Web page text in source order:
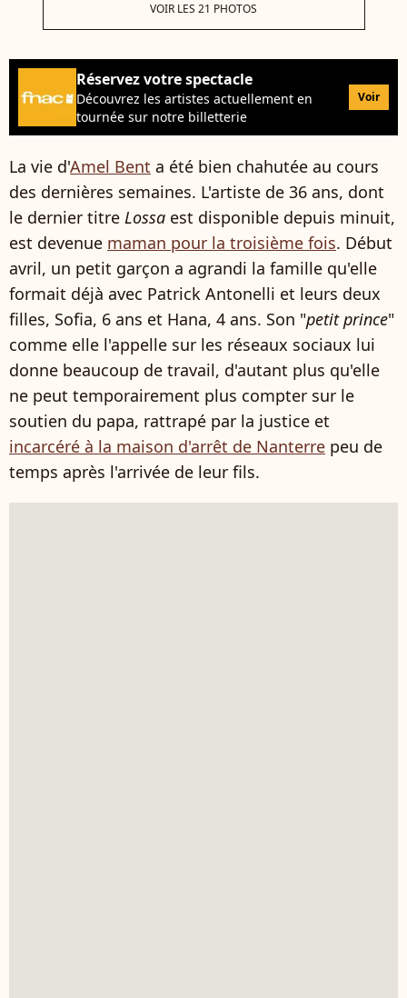
VOIR LES 21 PHOTOS
Réservez votre spectacle
Découvrez les artistes actuellement en
tournée sur notre billetterie
Voir
La vie d'Amel Bent a été bien chahutée au cours
des dernières semaines. L'artiste de 36 ans, dont
le dernier titre Lossa est disponible depuis minuit,
est devenue maman pour la troisième fois. Début
avril, un petit garçon a agrandi la famille qu'elle
formait déjà avec Patrick Antonelli et leurs deux
filles, Sofia, 6 ans et Hana, 4 ans. Son "petit prince"
comme elle l'appelle sur les réseaux sociaux lui
donne beaucoup de travail, d'autant plus qu'elle
ne peut temporairement plus compter sur le
soutien du papa, rattrapé par la justice et
incarcéré à la maison d'arrêt de Nanterre peu de
temps après l'arrivée de leur fils.